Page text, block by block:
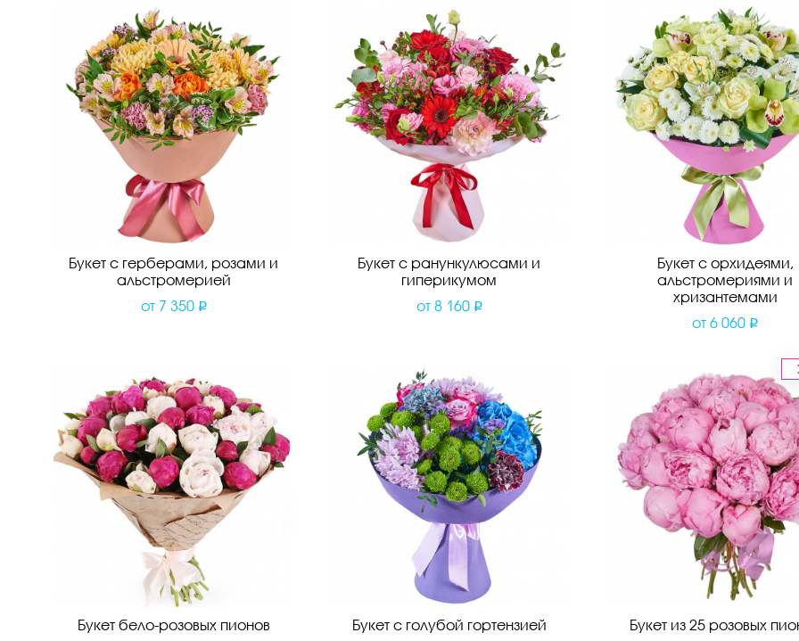
Букет с герберами, розами и
альстромерией
от 7 350
Букет с ранункулюсами и
гиперикумом
от 8 160
Букет с орхидеями,
альстромериями и
хризантемами
от 6 060
Букет бело-розовых пионов
Букет с голубой гортензией
Букет из 25 розовых